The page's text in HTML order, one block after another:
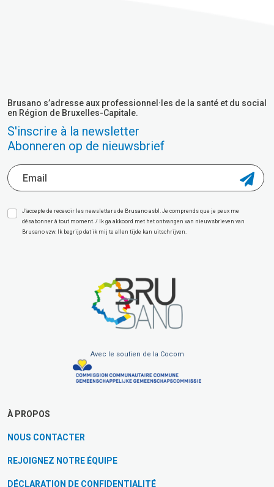
Brusano s’adresse aux professionnel·les de la santé et du social
en Région de Bruxelles-Capitale.
S'inscrire à la newsletter
Abonneren op de nieuwsbrief
J’accepte de recevoir les newsletters de Brusano asbl. Je comprends que je peux me
désabonner à tout moment. / Ik ga akkoord met het ontvangen van nieuwsbrieven van
Brusano vzw. Ik begrijp dat ik mij te allen tijde kan uitschrijven.
Avec le soutien de la Cocom
À PROPOS
NOUS CONTACTER
REJOIGNEZ NOTRE ÉQUIPE
DÉCLARATION DE CONFIDENTIALITÉ